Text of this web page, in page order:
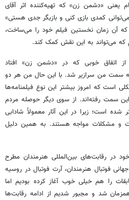
«دشمن زن» که تهیه‌کننده اثر آقای
کمدی بازی کنی و بازیگر جدی هستی»
که آن زمان نخستین فیلم خود را می‌ساخت،
که می‌تواند به این نقش کمک کند.
از اتفاق خوبی که در «دشمن زن» افتاد
به سمت من سرازیر شد. با این حال من هر دو
است که امروز بیشتر این نوع فیلمنامه‌ها
سمت رفته‌اند. از سوی دیگر حوصله مردم
شده است؛ زیرا در این آثار معمولاً شادابی
و مشکلات مواجه هستند. به همین دلیل
در رقابت‌های بین‌المللی هنرمندان مطرح
فوتبال هنرمندان، آرت فوتبال در روسیه
را هم خیلی خوب آغاز کرده بودیم اما
شرایط با جنگ ۱۲ روزه همزمان شد و مجبور شدیم از ادامه رقابت‌ها